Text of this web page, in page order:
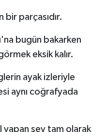
bir parçasıdır.
bugün bakarken
eksik kalır.
ayak izleriyle
aynı coğrafyada
yapan şey tam olarak